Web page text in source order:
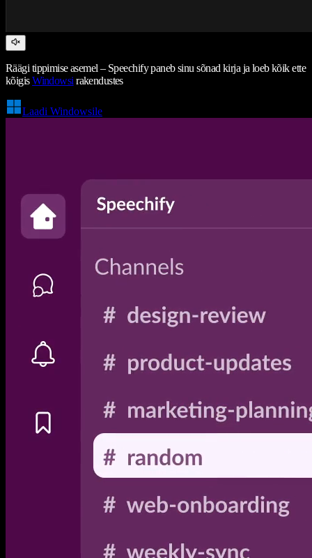
Räägi tippimise asemel – Speechify paneb sinu sõnad kirja ja loeb kõik ette
kõigisWindowsi rakendustes
Laadi Windowsile